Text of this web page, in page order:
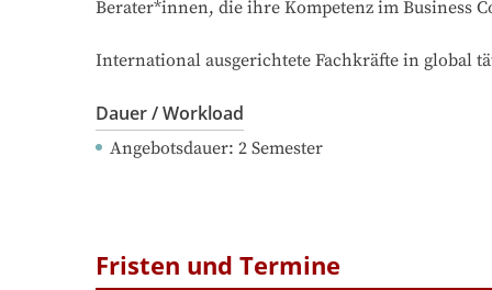
Berater*innen, die ihre Kompetenz im Business
International ausgerichtete Fachkräfte in global
Dauer / Workload
Angebotsdauer: 2 Semester
Fristen und Termine